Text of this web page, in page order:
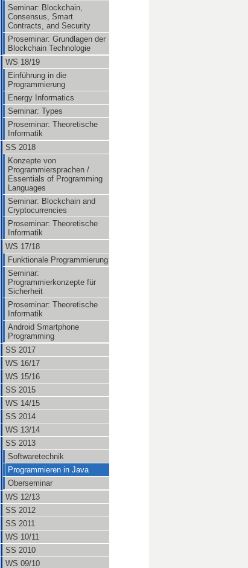
Seminar: Blockchain,
Consensus, Smart
Contracts, and Security
Proseminar: Grundlagen der
Blockchain Technologie
WS 18/19
Einführung in die
Programmierung
Energy Informatics
Seminar: Types
Proseminar: Theoretische
Informatik
SS 2018
Konzepte von
Programmiersprachen /
Essentials of Programming
Languages
Seminar: Blockchain and
Cryptocurrencies
Proseminar: Theoretische
Informatik
WS 17/18
Funktionale Programmierung
Seminar:
Programmierkonzepte für
Sicherheit
Proseminar: Theoretische
Informatik
Android Smartphone
Programming
SS 2017
WS 16/17
WS 15/16
SS 2015
WS 14/15
SS 2014
WS 13/14
SS 2013
Softwaretechnik
Programmieren in Java
Oberseminar
WS 12/13
SS 2012
SS 2011
WS 10/11
SS 2010
WS 09/10